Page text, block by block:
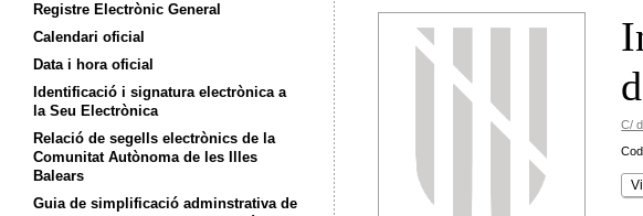
C/
Registre Electrònic General
Calendari oficial
Data i hora oficial
Identificació i signatura electrònica a
la Seu Electrònica
Relació de segells electrònics de la
Comunitat Autònoma de les Illes
Balears
Guia de simplificació adminstrativa de